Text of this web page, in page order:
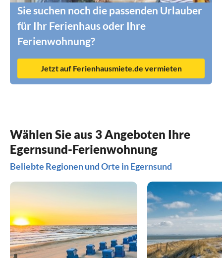
Sie suchen noch die passenden Urlauber
für Ihr Ferienhaus oder Ihre
Ferienwohnung?
Jetzt auf Ferienhausmiete.de vermieten
Wählen Sie aus 3 Angeboten Ihre
Egernsund-Ferienwohnung
Beliebte Regionen und Orte in Egernsund